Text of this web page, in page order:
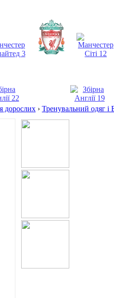
› Тренувальний одяг і